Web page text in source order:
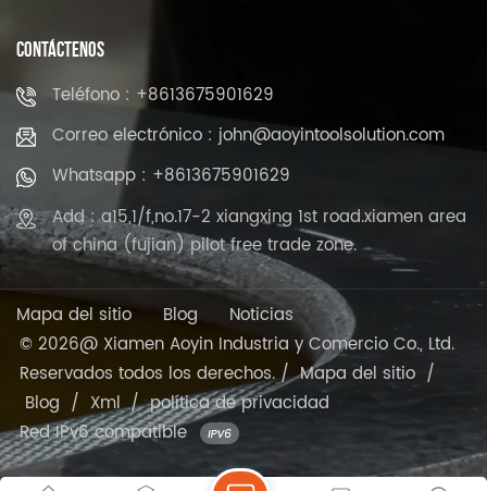
CONTÁCTENOS
Teléfono : +8613675901629
Correo electrónico : john@aoyintoolsolution.com
Whatsapp : +8613675901629
Add : a15,1/f,no.17-2 xiangxing 1st road.xiamen area
of china (fujian) pilot free trade zone.
Mapa del sitio Blog
Noticias
© 2026@ Xiamen Aoyin Industria y Comercio Co., Ltd.
Reservados todos los derechos. /Mapa del sitio /
Blog / Xml/política de privacidad
Red IPv6 compatible